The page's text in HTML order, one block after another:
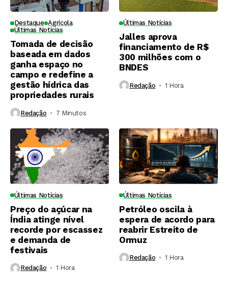
Destaque Agrícola
Últimas Notícias
Tomada de decisão
baseada em dados
ganha espaço no
campo e redefine a
gestão hídrica das
propriedades rurais
Redação 7 Minutos ⁮
Últimas Notícias
Jalles aprova
financiamento de R$
300 milhões com o
BNDES
Redação 1 Hora ⁮
Últimas Notícias
Preço do açúcar na
Índia atinge nível
recorde por escassez
e demanda de
festivais
Redação 1 Hora ⁮
Últimas Notícias
Petróleo oscila à
espera de acordo para
reabrir Estreito de
Ormuz
Redação 1 Hora ⁮